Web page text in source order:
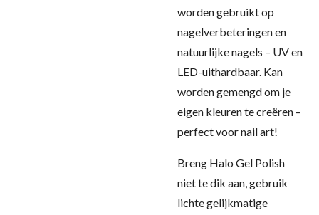
worden gebruikt op
nagelverbeteringen en
natuurlijke nagels – UV en
LED-uithardbaar. Kan
worden gemengd om je
eigen kleuren te creëren –
perfect voor nail art!
Breng Halo Gel Polish
niet te dik aan, gebruik
lichte gelijkmatige